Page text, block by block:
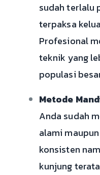
sudah terlalu
terpaksa
Profesional
teknik yang
populasi
Metode
Anda sudah
alami
konsisten
kunjung